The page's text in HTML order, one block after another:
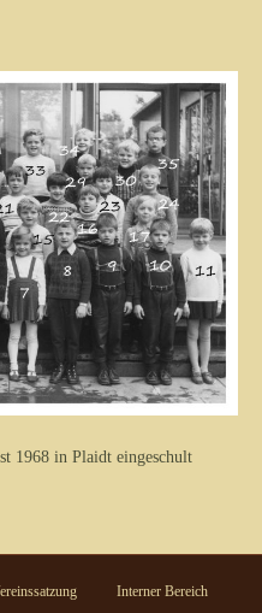
1968 in Plaidt eingeschult
Interner Bereich